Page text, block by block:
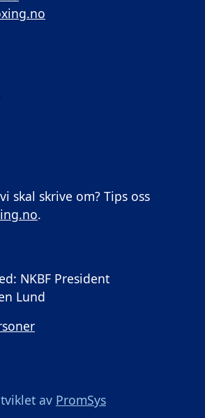
skal skrive om? Tips oss
.
NKBF President
Lund
av PromSys